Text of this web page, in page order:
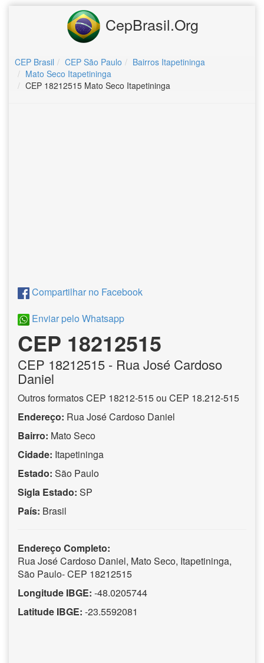
CepBrasil.Org
CEP Brasil CEP São Paulo
Bairros Itapetininga
Mato Seco Itapetininga
CEP 18212515 Mato Seco Itapetininga
Compartilhar no Facebook
Enviar pelo Whatsapp
CEP 18212515
CEP 18212515 - Rua José Cardoso
Daniel
Outros formatos CEP 18212-515 ou CEP 18.212-515
Endereço: Rua José Cardoso Daniel
Bairro: Mato Seco
Cidade: Itapetininga
Estado: São Paulo
Sigla Estado: SP
País: Brasil
Endereço Completo:
Rua José Cardoso Daniel, Mato Seco, Itapetininga,
São Paulo- CEP 18212515
Longitude IBGE: -48.0205744
Latitude IBGE: -23.5592081